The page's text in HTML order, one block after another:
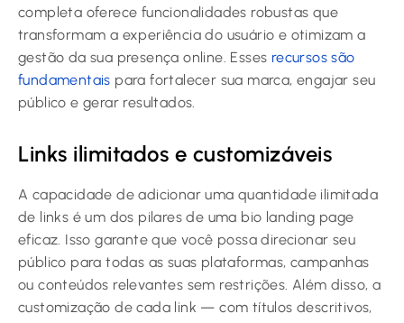
completa oferece funcionalidades robustas que
transformam a experiência do usuário e otimizam a
gestão da sua presença online. Esses recursos são
fundamentais para fortalecer sua marca, engajar seu
público e gerar resultados.
Links ilimitados e customizáveis
A capacidade de adicionar uma quantidade ilimitada
de links é um dos pilares de uma bio landing page
eficaz. Isso garante que você possa direcionar seu
público para todas as suas plataformas, campanhas
ou conteúdos relevantes sem restrições. Além disso, a
customização de cada link — com títulos descritivos,